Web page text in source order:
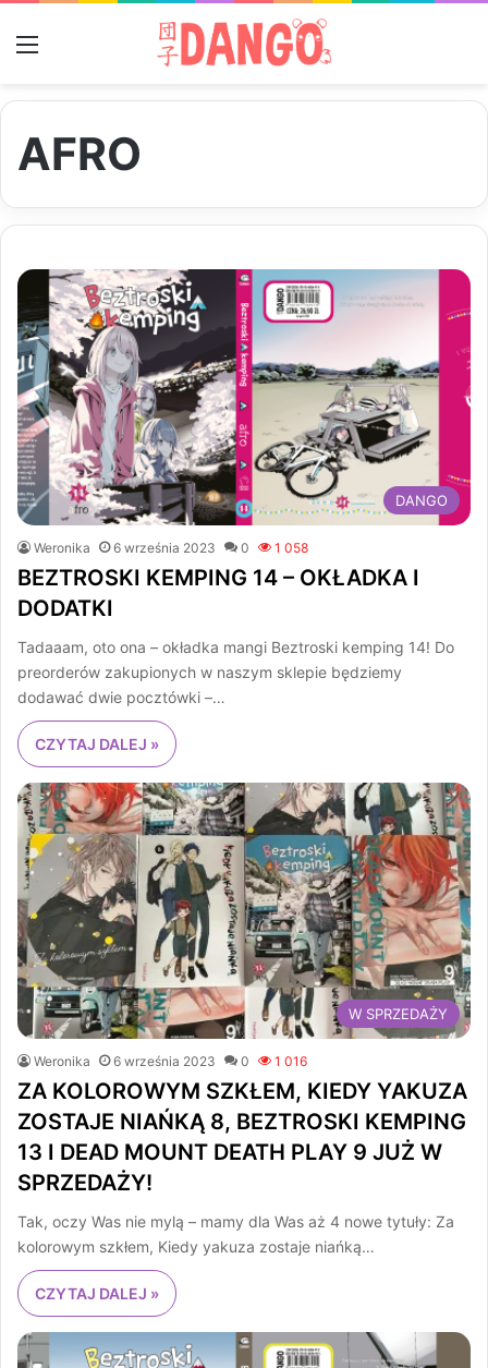
AFRO
DANGO
Weronika 6 września 2023 0 1 058
BEZTROSKI KEMPING 14 – OKŁADKA I
DODATKI
Tadaaam, oto ona – okładka mangi Beztroski kemping 14! Do
preorderów zakupionych w naszym sklepie będziemy
dodawać dwie pocztówki –…
CZYTAJ DALEJ »
W SPRZEDAŻY
Weronika 6 września 2023 0 1 016
ZA KOLOROWYM SZKŁEM, KIEDY YAKUZA
ZOSTAJE NIAŃKĄ 8, BEZTROSKI KEMPING
13 I DEAD MOUNT DEATH PLAY 9 JUŻ W
SPRZEDAŻY!
Tak, oczy Was nie mylą – mamy dla Was aż 4 nowe tytuły: Za
kolorowym szkłem, Kiedy yakuza zostaje niańką…
CZYTAJ DALEJ »